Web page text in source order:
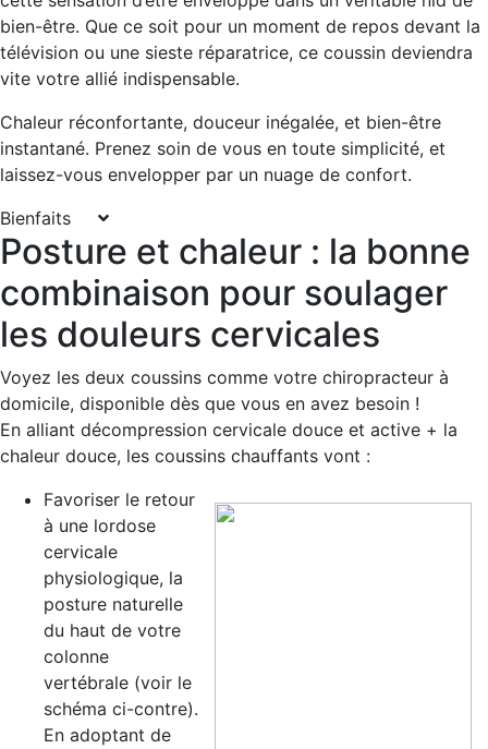
bien-être. Que ce soit pour un moment de repos devant la
télévision ou une sieste réparatrice, ce coussin deviendra
vite votre allié indispensable.
Chaleur réconfortante, douceur inégalée, et bien-être
instantané. Prenez soin de vous en toute simplicité, et
laissez-vous envelopper par un nuage de confort.
Bienfaits
Posture et chaleur : la bonne
combinaison pour soulager
les douleurs cervicales
Voyez les deux coussins comme votre chiropracteur à
domicile, disponible dès que vous en avez besoin !
En alliant décompression cervicale douce et active + la
chaleur douce, les coussins chauffants vont :
Favoriser le retour
à une lordose
cervicale
physiologique, la
posture naturelle
du haut de votre
colonne
vertébrale (voir le
schéma ci-contre).
En adoptant de